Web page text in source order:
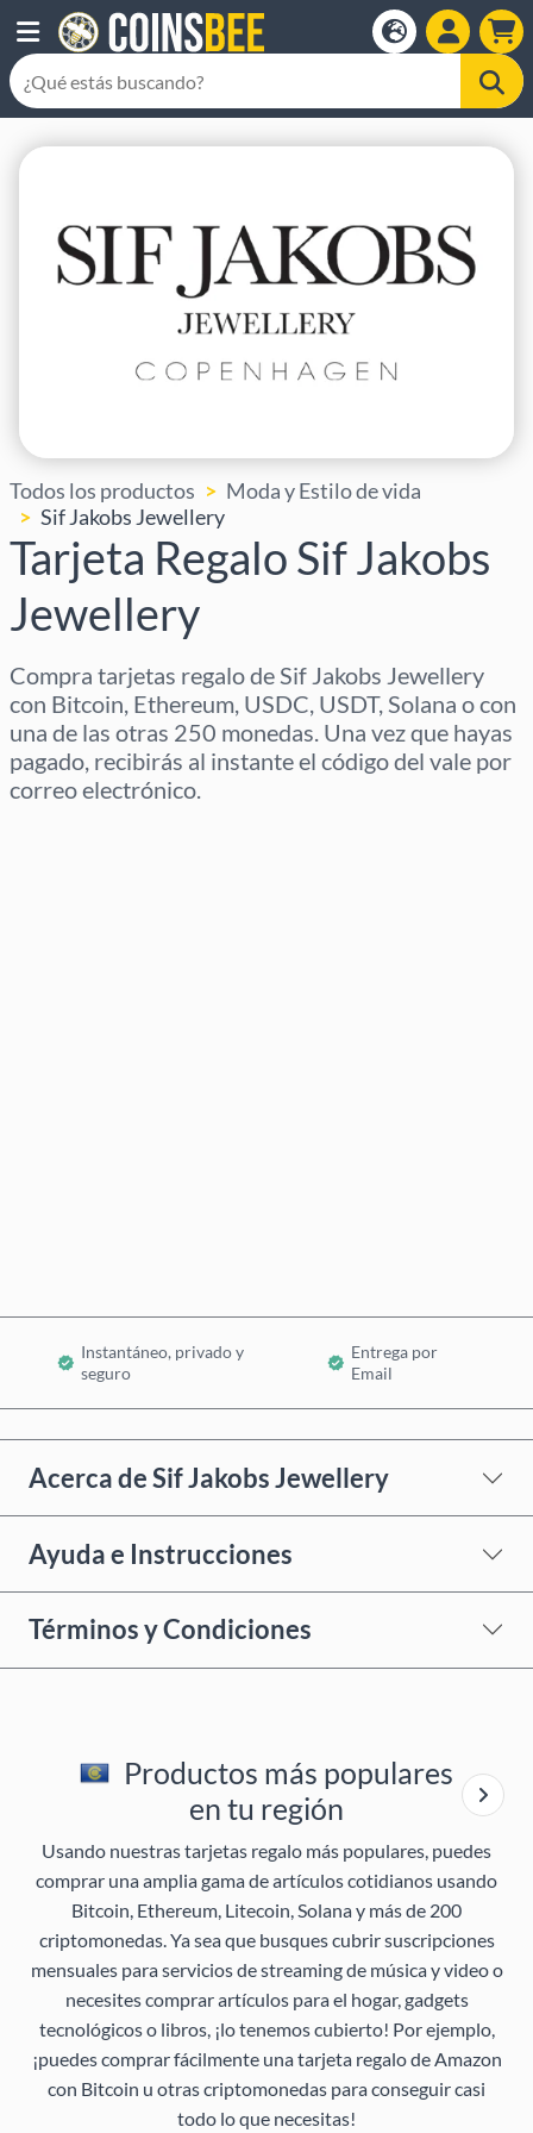
Todos los productos
Moda y Estilo de vida
Sif Jakobs Jewellery
Tarjeta Regalo Sif Jakobs
Jewellery
Compra tarjetas regalo de Sif Jakobs Jewellery
con Bitcoin, Ethereum, USDC, USDT, Solana o con
una de las otras 250 monedas. Una vez que hayas
pagado, recibirás al instante el código del vale por
correo electrónico.
Instantáneo, privado y
seguro
Entrega por
Email
Acerca de Sif Jakobs Jewellery
Ayuda e Instrucciones
Términos y Condiciones
Productos más populares
en tu región
Usando nuestras tarjetas regalo más populares, puedes
comprar una amplia gama de artículos cotidianos usando
Bitcoin, Ethereum, Litecoin, Solana y más de 200
criptomonedas. Ya sea que busques cubrir suscripciones
mensuales para servicios de streaming de música y video o
necesites comprar artículos para el hogar, gadgets
tecnológicos o libros, ¡lo tenemos cubierto! Por ejemplo,
¡puedes comprar fácilmente una tarjeta regalo de Amazon
con Bitcoin u otras criptomonedas para conseguir casi
todo lo que necesitas!